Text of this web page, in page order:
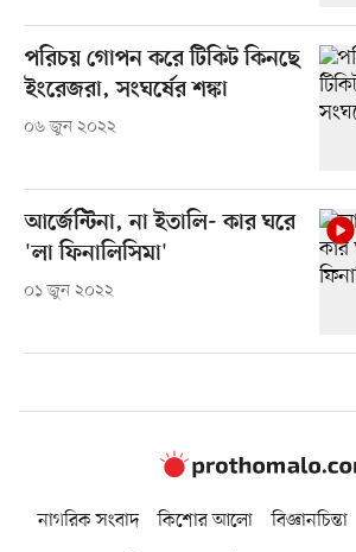
পরিচয় গোপন করে টিকিট কিনছে
ইংরেজরা, সংঘর্ষের শঙ্কা
০৬ জুন ২০২২
আর্জেন্টিনা, না ইতালি- কার ঘরে
'লা ফিনালিসিমা'
০১ জুন ২০২২
নাগরিক সংবাদ কিশোর আলো বিজ্ঞানচিন্তা